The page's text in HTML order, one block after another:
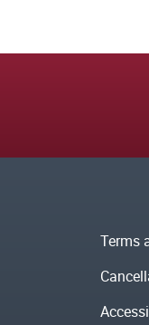
Terms